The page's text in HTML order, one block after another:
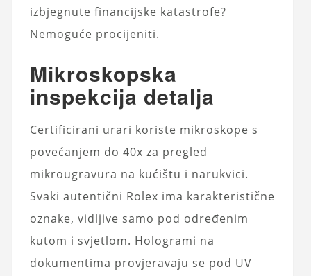
izbjegnute financijske katastrofe?
Nemoguće procijeniti.
Mikroskopska
inspekcija detalja
Certificirani urari koriste mikroskope s
povećanjem do 40x za pregled
mikrougravura na kućištu i narukvici.
Svaki autentični Rolex ima karakteristične
oznake, vidljive samo pod određenim
kutom i svjetlom. Hologrami na
dokumentima provjeravaju se pod UV